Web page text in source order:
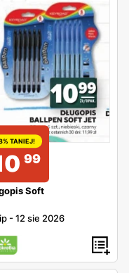
TANIEJ!
99
Soft
-12 sie 2026